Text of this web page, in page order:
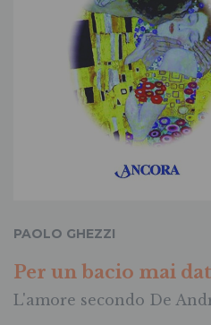
PAOLO GHEZZI
Per un bacio mai
L'amore secondo De